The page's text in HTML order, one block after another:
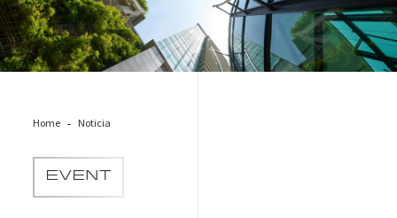
Home Noticia
EVENT